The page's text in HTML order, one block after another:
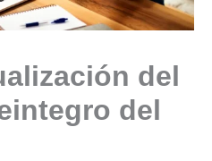
del
del